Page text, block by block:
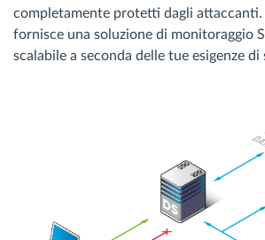
completamente protetti dagli attaccanti.
fornisce una soluzione di monitoraggio
scalabile a seconda delle tue esigenze di